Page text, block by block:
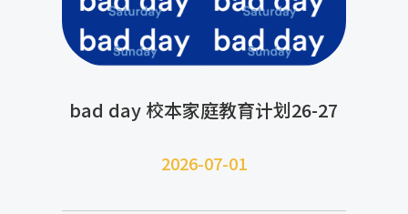
bad day 校本家庭教育计划26-27
2026-07-01